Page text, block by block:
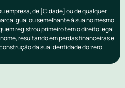
empresa, de [Cidade] ou de qualquer
igual ou semelhante à sua no mesmo
registrou primeiro tem o direito legal
resultando em perdas financeiras e
da sua identidade do zero.